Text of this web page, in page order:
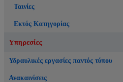
Ταινίες
Εκτός Κατηγορίας
Υπηρεσίες
Υδραυλικές εργασίες παντός τύπου
Ανακαινίσεις